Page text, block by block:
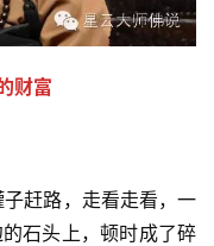
财富
赶路，走看走看，一
石头上，顿时成了碎